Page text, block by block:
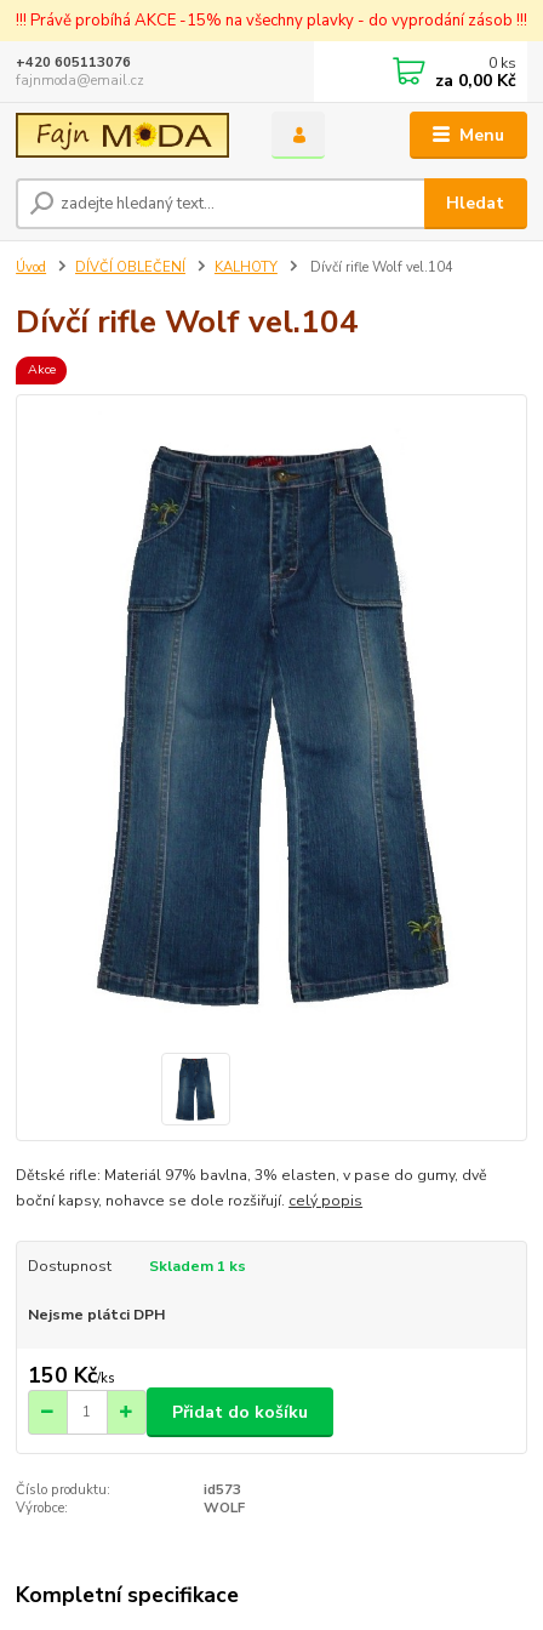
!!! Právě probíhá AKCE -15% na všechny plavky - do vyprodání zásob !!!
Menu
Hledat
+420 605113076
fajnmoda@email.cz
0 ks
za 0,00 Kč
Úvod DÍVČÍ OBLEČENÍ KALHOTY Dívčí rifle Wolf vel.104
Dívčí rifle Wolf vel.104
Akce
Dětské rifle: Materiál 97% bavlna, 3% elasten, v pase do gumy, dvě
boční kapsy, nohavce se dole rozšiřují. celý popis
Dostupnost Skladem 1 ks
Nejsme plátci DPH
150 Kč/ks
Přidat do košíku
Číslo produktu:
id573
Výrobce:
WOLF
Kompletní specifikace